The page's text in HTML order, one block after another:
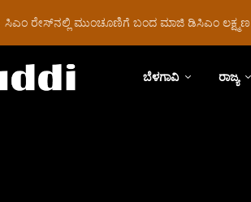
ಸಿಎಂ ರೇಸ್‌ನಲ್ಲಿ ಮುಂಚೂಣಿಗೆ ಬಂದ ಮಾಜಿ ಡಿಸಿಎಂ
ಬೆಳಗಾವಿ ರಾಜ್ಯ